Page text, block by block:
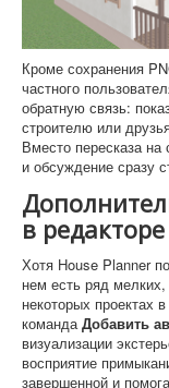
Кроме сохранения
частного
обратную связь:
строителю или
Вместо пересказа на
и обсуждение сразу
в редакторе
Хотя House Planner
нем есть ряд
некоторых проектах
командаДобавить
визуализации
восприятие
завершенной и